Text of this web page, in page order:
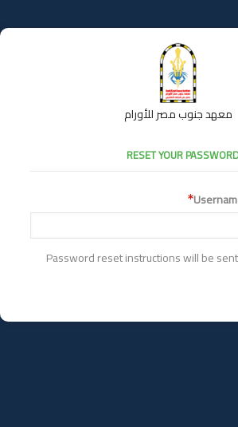
معهد جنوب مصر للأورام
RESET YOUR
Password reset instructions will be